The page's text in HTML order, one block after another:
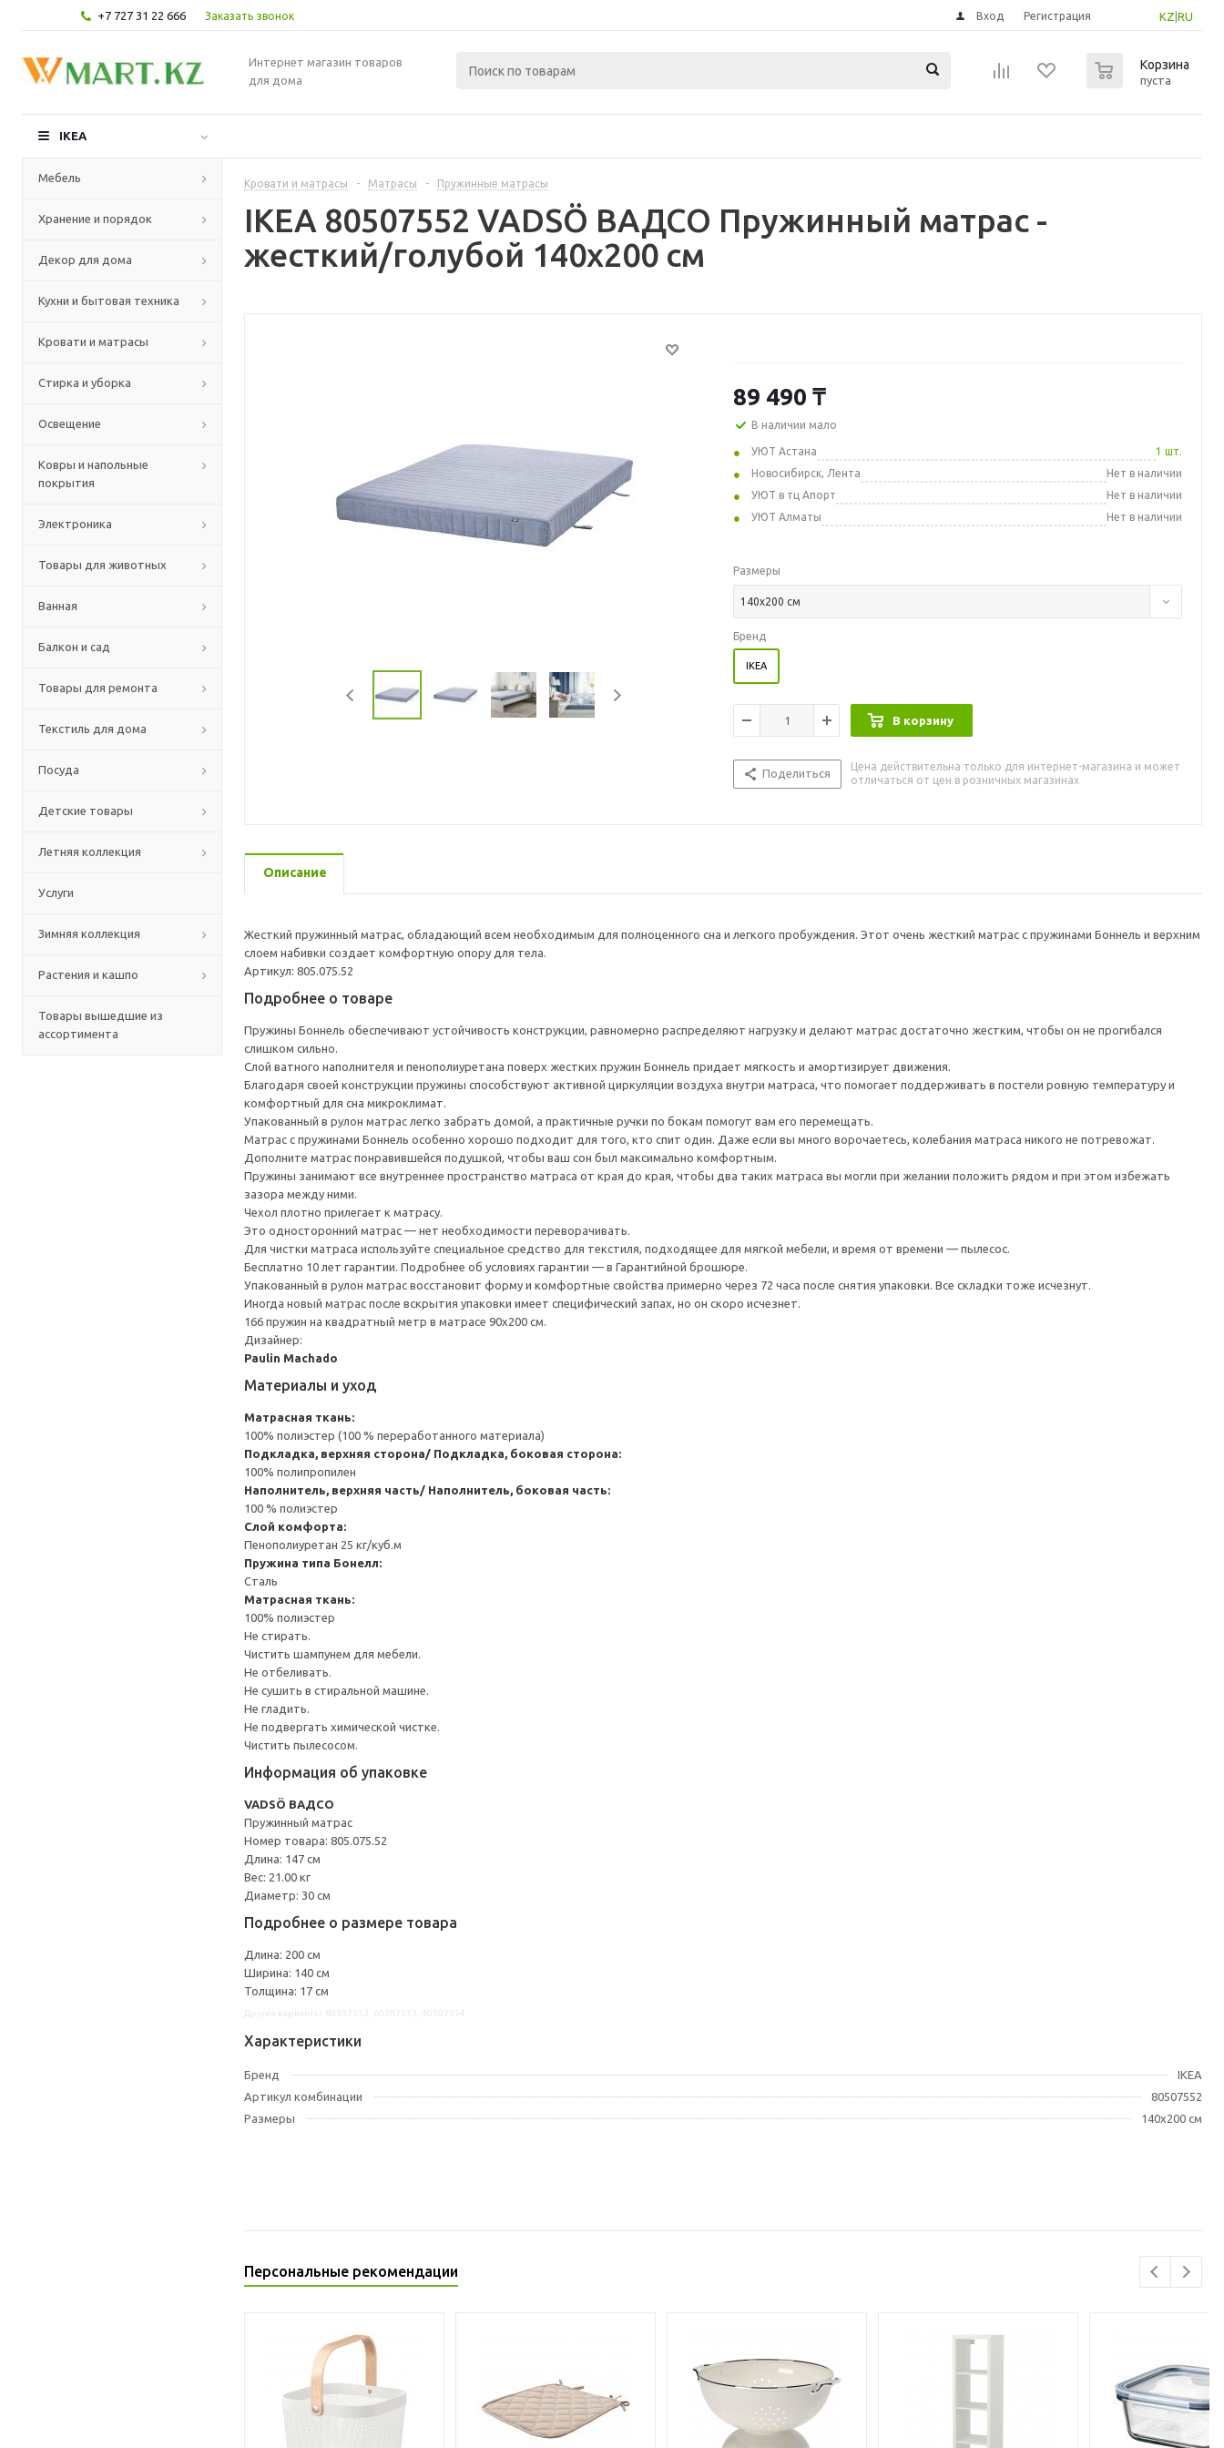
+7 727 31 22 666 Заказать звонок KZ RU
Вход Регистрация
Интернет магазин товаров
для дома
Корзина
пуста
IKEA
Мебель
Хранение и порядок
Декор для дома
Кухни и бытовая техника
Кровати и матрасы
Стирка и уборка
Освещение
Ковры и напольные
покрытия
Электроника
Товары для животных
Ванная
Балкон и сад
Товары для ремонта
Текстиль для дома
Посуда
Детские товары
Летняя коллекция
Услуги
Зимняя коллекция
Растения и кашпо
Товары вышедшие из
ассортимента
Кровати и матрасы - Матрасы - Пружинные матрасы
IKEA 80507552 VADSÖ ВАДСО Пружинный матрас -
жесткий/голубой 140x200 см
89 490 ₸
В наличии мало
УЮТ Астана
1 шт.
Новосибирск, Лента
Нет в наличии
УЮТ в тц Апорт
Нет в наличии
УЮТ Алматы
Нет в наличии
Размеры
140x200 см
Бренд
IKEA
В корзину
Поделиться
Цена действительна только для интернет-магазина и может
отличаться от цен в розничных магазинах
Описание
Жесткий пружинный матрас, обладающий всем необходимым для полноценного сна и легкого пробуждения. Этот очень жесткий матрас с пружинами Боннель и верхним
слоем набивки создает комфортную опору для тела.
Артикул: 805.075.52
Подробнее о товаре
Пружины Боннель обеспечивают устойчивость конструкции, равномерно распределяют нагрузку и делают матрас достаточно жестким, чтобы он не прогибался
слишком сильно.
Слой ватного наполнителя и пенополиуретана поверх жестких пружин Боннель придает мягкость и амортизирует движения.
Благодаря своей конструкции пружины способствуют активной циркуляции воздуха внутри матраса, что помогает поддерживать в постели ровную температуру и
комфортный для сна микроклимат.
Упакованный в рулон матрас легко забрать домой, а практичные ручки по бокам помогут вам его перемещать.
Матрас с пружинами Боннель особенно хорошо подходит для того, кто спит один. Даже если вы много ворочаетесь, колебания матраса никого не потревожат.
Дополните матрас понравившейся подушкой, чтобы ваш сон был максимально комфортным.
Пружины занимают все внутреннее пространство матраса от края до края, чтобы два таких матраса вы могли при желании положить рядом и при этом избежать
зазора между ними.
Чехол плотно прилегает к матрасу.
Это односторонний матрас — нет необходимости переворачивать.
Для чистки матраса используйте специальное средство для текстиля, подходящее для мягкой мебели, и время от времени — пылесос.
Бесплатно 10 лет гарантии. Подробнее об условиях гарантии — в Гарантийной брошюре.
Упакованный в рулон матрас восстановит форму и комфортные свойства примерно через 72 часа после снятия упаковки. Все складки тоже исчезнут.
Иногда новый матрас после вскрытия упаковки имеет специфический запах, но он скоро исчезнет.
166 пружин на квадратный метр в матрасе 90x200 см.
Дизайнер:
Paulin Machado
Материалы и уход
Матрасная ткань:
100% полиэстер (100 % переработанного материала)
Подкладка, верхняя сторона/ Подкладка, боковая сторона:
100% полипропилен
Наполнитель, верхняя часть/ Наполнитель, боковая часть:
100 % полиэстер
Слой комфорта:
Пенополиуретан 25 кг/куб.м
Пружина типа Бонелл:
Сталь
Матрасная ткань:
100% полиэстер
Не стирать.
Чистить шампунем для мебели.
Не отбеливать.
Не сушить в стиральной машине.
Не гладить.
Не подвергать химической чистке.
Чистить пылесосом.
Информация об упаковке
VADSÖ ВАДСО
Пружинный матрас
Номер товара: 805.075.52
Длина: 147 см
Вес: 21.00 кг
Диаметр: 30 см
Подробнее о размере товара
Длина: 200 см
Ширина: 140 см
Толщина: 17 см
Характеристики
Бренд
IKEA
Артикул комбинации
80507552
Размеры
140x200 см
Персональные рекомендации